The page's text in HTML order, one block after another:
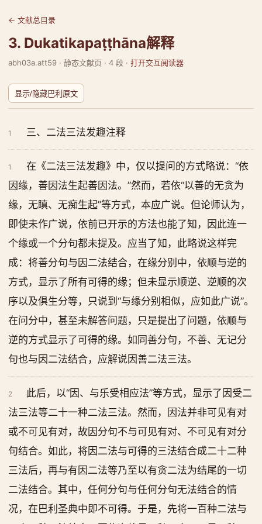
← 文献总目录
3. Dukatikapaṭṭhāna解释
abh03a.att59 · 静态文献页 · 4 段 · 打开交互阅读器
显示/隐藏巴利原文
1 三、二法三法发趣注释
1
在《二法三法发趣》中，仅以提问的方式略说：“依
因缘，善因法生起善因法。”然而，若依“以善的无贪为
缘，无瞋、无痴生起”等方式，本应广说。但论师认为，
即使未作广说，依前已开示的方法也能了知，因此连一
个缘或一个分句都未提及。应当了知，此略说这样完
成：将善分句与因二法结合，在缘分别中，依顺与逆的
方式，显示了所有可得的缘；但未显示顺逆、逆顺的次
序以及俱生分等，只说到“与缘分别相似，应如此广说”。
在问分中，甚至未解答问题，只是提出了问题，依顺与
逆的方式显示了可得的缘。如同善分句，不善、无记分
句也与因二法结合，应解说因善二法三法。
2
此后，以“因、与乐受相应法”等方式，显示了因受二
法三法等二十一种二法三法。然而，因法并非可见有对
或不可见有对，故因分句不与可见有对、不可见有对分
句结合。如此，将因二法与可得的三法结合成二十二种
三法后，再与有因二法等乃至以有贪二法为结尾的一切
二法结合。其中，任何分句与任何分句无法结合的情
况，在巴利圣典中即不可得。于是，先将一百种二法与